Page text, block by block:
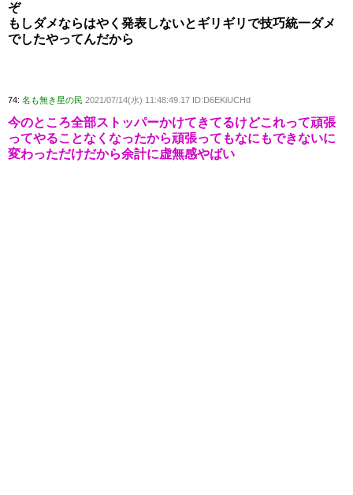
ぞ
もしダメならはやく発表しないとギリギリで技巧統一ダメ
でしたやってんだから
74: 名も無き星の民 2021/07/14(水) 11:48:49.17 ID:D6EKiUCHd
今のところ全部ストッパーかけてきてるけどこれって頑張
ってやることなくなったから頑張ってもなにもできないに
変わっただけだから余計に虚無感やばい